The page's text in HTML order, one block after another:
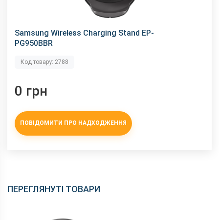
Samsung Wireless Charging Stand EP-
PG950BBR
Код товару: 2788
0 грн
ПОВІДОМИТИ ПРО НАДХОДЖЕННЯ
ПЕРЕГЛЯНУТІ ТОВАРИ